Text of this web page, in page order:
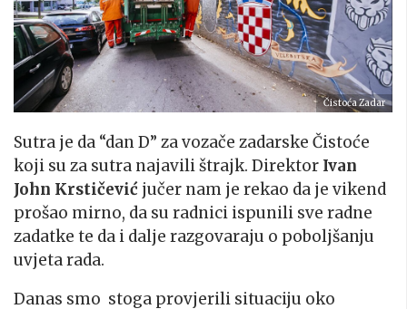
Čistoća Zadar
Sutra je da “dan D” za vozače zadarske Čistoće
koji su za sutra najavili štrajk. Direktor Ivan
John Krstičević jučer nam je rekao da je vikend
prošao mirno, da su radnici ispunili sve radne
zadatke te da i dalje razgovaraju o poboljšanju
uvjeta rada.
Danas smo stoga provjerili situaciju oko